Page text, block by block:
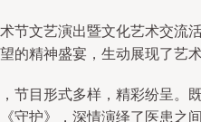
文艺演出暨文化艺术交流
的精神盛宴，生动展现了艺
节目形式多样，精彩纷呈。
守护》，深情演绎了医患